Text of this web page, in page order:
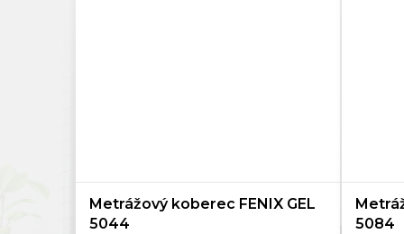
Metrážový koberec FENIX GEL
5044
5084